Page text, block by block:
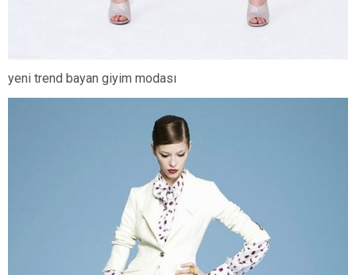
yeni trend bayan giyim modası